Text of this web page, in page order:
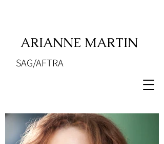
ARIANNE MARTIN
SAG/AFTRA